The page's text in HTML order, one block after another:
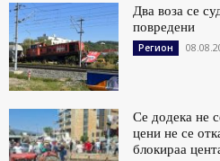
Два воза се
повредени
Регион
Се додека не
цени не се
блокираа